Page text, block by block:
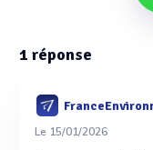
1 réponse
Le 15/01/2026